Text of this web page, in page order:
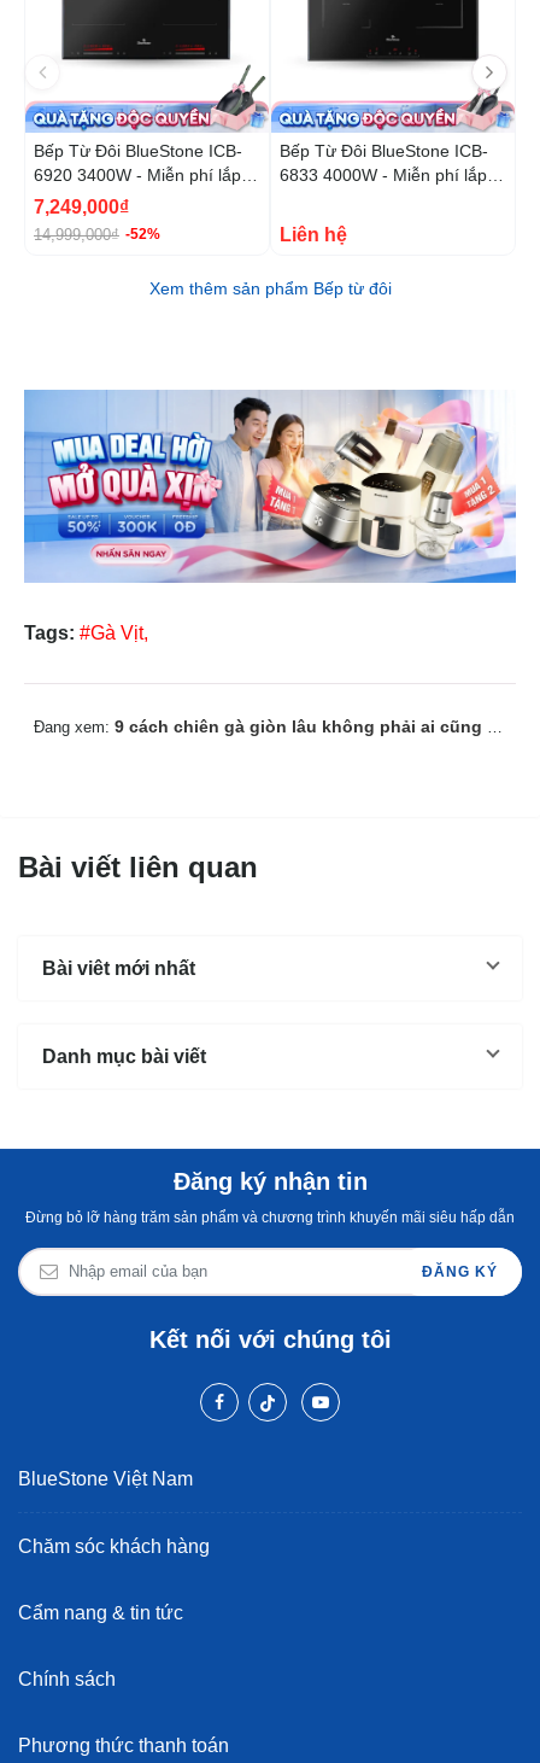
Bếp Từ Đôi BlueStone ICB-
6920 3400W - Miễn phí lắp
đặt, cắt đá
7,249,000₫
14,999,000₫ -52%
Bếp Từ Đôi BlueStone ICB-
6833 4000W - Miễn phí lắp
Liên hệ
Xem thêm sản phẩm Bếp từ đôi
Tags: #Gà Vịt,
Đang xem: 9 cách chiên gà giòn lâu không phải ai cũng biết
Bài viết liên quan
Bài viêt mới nhất
Danh mục bài viết
Đăng ký nhận tin
Đừng bỏ lỡ hàng trăm sản phẩm và chương trình khuyến mãi siêu hấp dẫn
ĐĂNG KÝ
Kết nối với chúng tôi
BlueStone Việt Nam
Chăm sóc khách hàng
Cẩm nang & tin tức
Chính sách
Phương thức thanh toán